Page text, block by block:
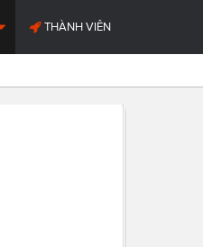
THÀNH VIÊN